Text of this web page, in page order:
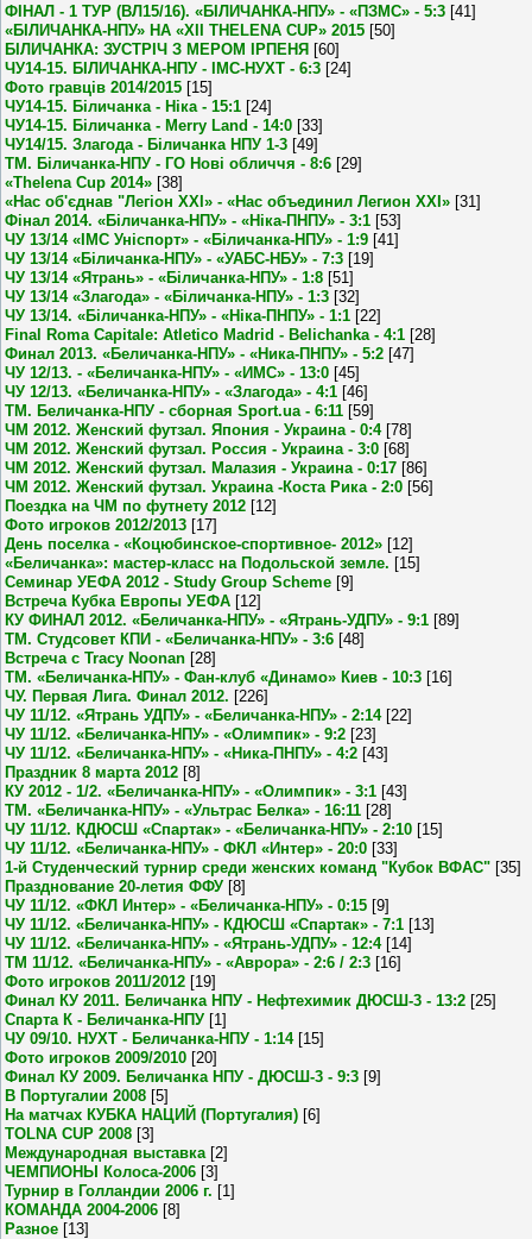
ФІНАЛ - 1 ТУР (ВЛ15/16). «БІЛИЧАНКА-НПУ» - «ПЗМС» - 5:3 [41]
«БІЛИЧАНКА-НПУ» НА «XII THELENA CUP» 2015 [50]
БІЛИЧАНКА: ЗУСТРІЧ З МЕРОМ ІРПЕНЯ [60]
ЧУ14-15. БІЛИЧАНКА-НПУ - ІМС-НУХТ - 6:3 [24]
Фото гравців 2014/2015 [15]
ЧУ14-15. Біличанка - Ніка - 15:1 [24]
ЧУ14-15. Біличанка - Merry Land - 14:0 [33]
ЧУ14/15. Злагода - Біличанка НПУ 1-3 [49]
ТМ. Біличанка-НПУ - ГО Нові обличчя - 8:6 [29]
«Thelena Cup 2014» [38]
«Нас об'єднав "Легіон XXI» - «Нас объединил Легион XXI» [31]
Фінал 2014. «Біличанка-НПУ» - «Ніка-ПНПУ» - 3:1 [53]
ЧУ 13/14 «ІМС Уніспорт» - «Біличанка-НПУ» - 1:9 [41]
ЧУ 13/14 «Біличанка-НПУ» - «УАБС-НБУ» - 7:3 [19]
ЧУ 13/14 «Ятрань» - «Біличанка-НПУ» - 1:8 [51]
ЧУ 13/14 «Злагода» - «Біличанка-НПУ» - 1:3 [32]
ЧУ 13/14. «Біличанка-НПУ» - «Ніка-ПНПУ» - 1:1 [22]
Final Roma Capitale: Atletico Madrid - Belichanka - 4:1 [28]
Финал 2013. «Беличанка-НПУ» - «Ника-ПНПУ» - 5:2 [47]
ЧУ 12/13. - «Беличанка-НПУ» - «ИМС» - 13:0 [45]
ЧУ 12/13. «Беличанка-НПУ» - «Злагода» - 4:1 [46]
ТМ. Беличанка-НПУ - сборная Sport.ua - 6:11 [59]
ЧМ 2012. Женский футзал. Япония - Украина - 0:4 [78]
ЧМ 2012. Женский футзал. Россия - Украина - 3:0 [68]
ЧМ 2012. Женский футзал. Малазия - Украина - 0:17 [86]
ЧМ 2012. Женский футзал. Украина -Коста Рика - 2:0 [56]
Поездка на ЧМ по футнету 2012 [12]
Фото игроков 2012/2013 [17]
День поселка - «Коцюбинское-спортивное- 2012» [12]
«Беличанка»: мастер-класс на Подольской земле. [15]
Семинар УЕФА 2012 - Study Group Scheme [9]
Встреча Кубка Европы УЕФА [12]
КУ ФИНАЛ 2012. «Беличанка-НПУ» - «Ятрань-УДПУ» - 9:1 [89]
ТМ. Студсовет КПИ - «Беличанка-НПУ» - 3:6 [48]
Встреча с Tracy Noonan [28]
ТМ. «Беличанка-НПУ» - Фан-клуб «Динамо» Киев - 10:3 [16]
ЧУ. Первая Лига. Финал 2012. [226]
ЧУ 11/12. «Ятрань УДПУ» - «Беличанка-НПУ» - 2:14 [22]
ЧУ 11/12. «Беличанка-НПУ» - «Олимпик» - 9:2 [23]
ЧУ 11/12. «Беличанка-НПУ» - «Ника-ПНПУ» - 4:2 [43]
Праздник 8 марта 2012 [8]
КУ 2012 - 1/2. «Беличанка-НПУ» - «Олимпик» - 3:1 [43]
ТМ. «Беличанка-НПУ» - «Ультрас Белка» - 16:11 [28]
ЧУ 11/12. КДЮСШ «Спартак» - «Беличанка-НПУ» - 2:10 [15]
ЧУ 11/12. «Беличанка-НПУ» - ФКЛ «Интер» - 20:0 [33]
1-й Студенческий турнир среди женских команд "Кубок ВФАС" [35]
Празднование 20-летия ФФУ [8]
ЧУ 11/12. «ФКЛ Интер» - «Беличанка-НПУ» - 0:15 [9]
ЧУ 11/12. «Беличанка-НПУ» - КДЮСШ «Спартак» - 7:1 [13]
ЧУ 11/12. «Беличанка-НПУ» - «Ятрань-УДПУ» - 12:4 [14]
ТМ 11/12. «Беличанка-НПУ» - «Аврора» - 2:6 / 2:3 [16]
Фото игроков 2011/2012 [19]
Финал КУ 2011. Беличанка НПУ - Нефтехимик ДЮСШ-3 - 13:2 [25]
Спарта К - Беличанка-НПУ [1]
ЧУ 09/10. НУХТ - Беличанка-НПУ - 1:14 [15]
Фото игроков 2009/2010 [20]
Финал КУ 2009. Беличанка НПУ - ДЮСШ-3 - 9:3 [9]
В Португалии 2008 [5]
На матчах КУБКА НАЦИЙ (Португалия) [6]
TOLNA CUP 2008 [3]
Международная выставка [2]
ЧЕМПИОНЫ Колоса-2006 [3]
Турнир в Голландии 2006 г. [1]
КОМАНДА 2004-2006 [8]
Разное [13]